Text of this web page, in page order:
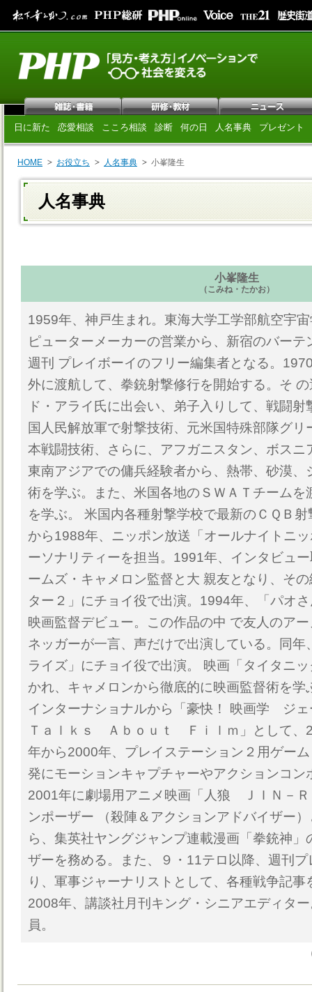
日に新た 恋愛相談 こころ相談 診断 何の日 人名事典 プレゼント
HOME お役立ち 人名事典 小峯隆生
人名事典
小峯隆生
（こみね・たかお）
1959年、神戸生まれ。東海大学工学部航空宇
ピューターメーカーの営業から、新宿のバーテ
週刊 プレイボーイのフリー編集者となる。
外に渡航して、拳銃射撃修行を開始する。そ
ド・アライ氏に出会い、弟子入りして、戦闘
国人民解放軍で射撃技術、元米国特殊部隊グリ
本戦闘技術、さらに、アフガニスタン、ボスニ
東南アジアでの傭兵経験者から、熱帯、砂漠、
術を学ぶ。また、米国各地のＳＷＡＴチームを
を学ぶ。 米国内各種射撃学校で最新のＣＱＢ
から1988年、ニッポン放送「オールナイトニ
ーソナリティーを担当。1991年、インタビュ
ームズ・キャメロン監督と大 親友となり、そ
ター２」にチョイ役で出演。1994年、「パオ
映画監督デビュー。この作品の中 で友人のア
ネッガーが一言、声だけで出演している。同年
ライズ」にチョイ役で出演。 映画「タイタニ
かれ、キャメロンから徹底的に映画監督術を学
インターナショナルから「豪快！ 映画学 ジ
Ｔａｌｋｓ Ａｂｏｕｔ Ｆｉｌｍ」として、
年から2000年、プレイステーション２用ゲー
発にモーションキャプチャーやアクションコン
2001年に劇場用アニメ映画「人狼 ＪＩＮ－
ンポーザー （殺陣＆アクションアドバイザー
ら、集英社ヤングジャンプ連載漫画「拳銃神」
ザーを務める。また、９・11テロ以降、週刊
り、軍事ジャーナリストとして、各種戦争記
2008年、講談社月刊キング・シニアエディタ
員。